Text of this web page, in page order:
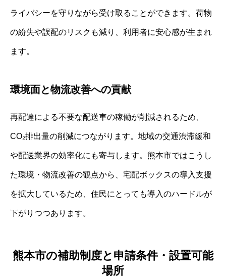
ライバシーを守りながら受け取ることができます。荷物
の紛失や誤配のリスクも減り、利用者に安心感が生まれ
ます。
環境面と物流改善への貢献
再配達による不要な配送車の稼働が削減されるため、
CO₂排出量の削減につながります。地域の交通渋滞緩和
や配送業界の効率化にも寄与します。熊本市ではこうし
た環境・物流改善の観点から、宅配ボックスの導入支援
を拡大しているため、住民にとっても導入のハードルが
下がりつつあります。
熊本市の補助制度と申請条件・設置可能
場所